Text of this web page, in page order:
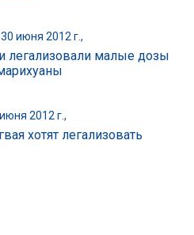
30 июня 2012 г.,
легализовали малые дозы
2012 г.,
хотят легализовать